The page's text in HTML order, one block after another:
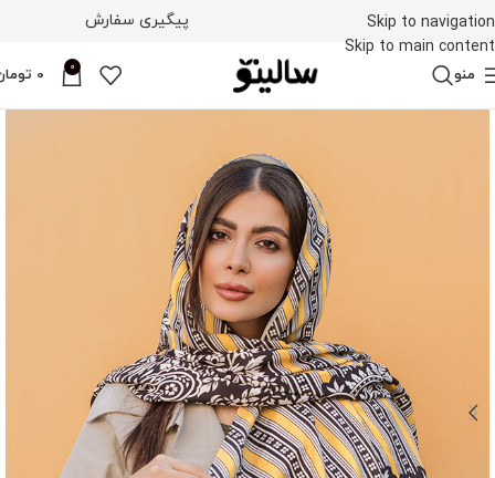
Skip to navigation
Skip to main content
پیگیری سفارش
منو 0
0